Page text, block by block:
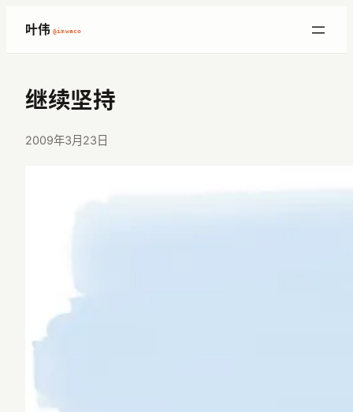
内
叶伟 @imwaco
继续坚持
2009年3月23日